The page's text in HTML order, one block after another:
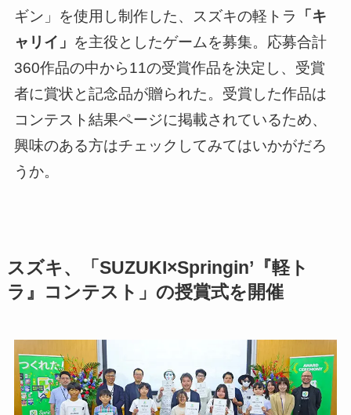
ギン」を使用し制作した、スズキの軽トラ
「キ
ャリイ」 を主役としたゲームを募集。応募合計
360作品の中から11の受賞作品を決定し、受賞
者に賞状と記念品が贈られた。受賞した作品は
コンテスト結果ページに掲載されているため、
興味のある方はチェックしてみてはいかがだろ
うか。
スズキ、「SUZUKI×Springin’『軽ト
ラ』コンテスト」の授賞式を開催